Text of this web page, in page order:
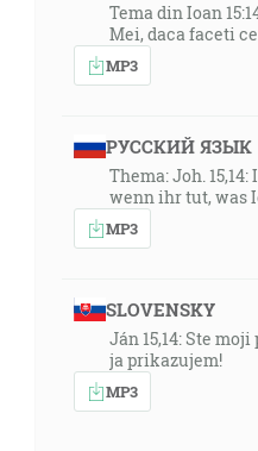
Tema din Ioan
Mei, daca faceti
MP3
РУССКИЙ ЯЗЫК
Thema: Joh.
wenn ihr tut, was
MP3
SLOVENSKY
Ján 15,14: Ste
ja prikazujem!
MP3